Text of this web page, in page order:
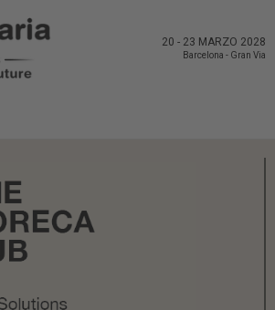
20 - 23 MARZO 2028
Barcelona - Gran Via